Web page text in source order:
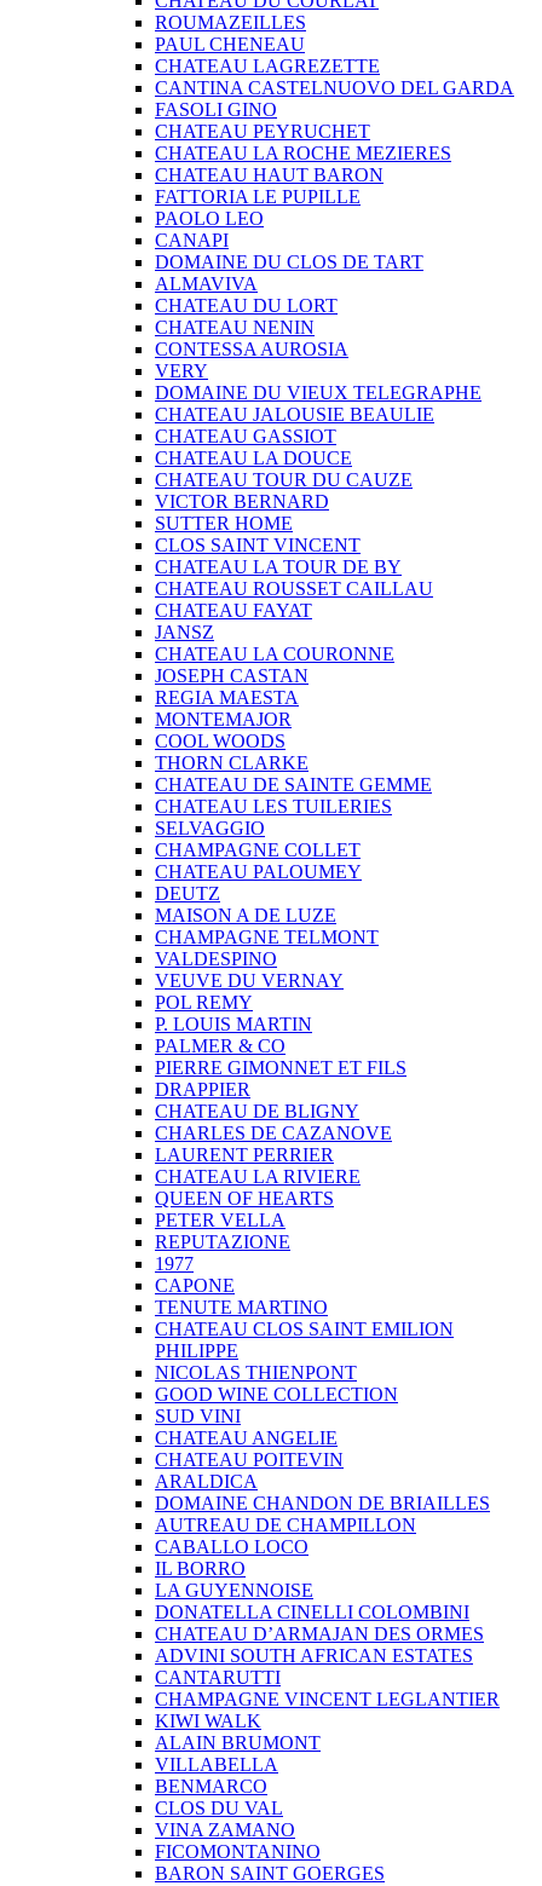
ROUMAZEILLES
PAUL CHENEAU
CHATEAU LAGREZETTE
CANTINA CASTELNUOVO DEL GARDA
FASOLI GINO
CHATEAU PEYRUCHET
CHATEAU LA ROCHE MEZIERES
CHATEAU HAUT BARON
FATTORIA LE PUPILLE
PAOLO LEO
CANAPI
DOMAINE DU CLOS DE TART
ALMAVIVA
CHATEAU DU LORT
CHATEAU NENIN
CONTESSA AUROSIA
VERY
DOMAINE DU VIEUX TELEGRAPHE
CHATEAU JALOUSIE BEAULIE
CHATEAU GASSIOT
CHATEAU LA DOUCE
CHATEAU TOUR DU CAUZE
VICTOR BERNARD
SUTTER HOME
CLOS SAINT VINCENT
CHATEAU LA TOUR DE BY
CHATEAU ROUSSET CAILLAU
CHATEAU FAYAT
JANSZ
CHATEAU LA COURONNE
JOSEPH CASTAN
REGIA MAESTA
MONTEMAJOR
COOL WOODS
THORN CLARKE
CHATEAU DE SAINTE GEMME
CHATEAU LES TUILERIES
SELVAGGIO
CHAMPAGNE COLLET
CHATEAU PALOUMEY
DEUTZ
MAISON A DE LUZE
CHAMPAGNE TELMONT
VALDESPINO
VEUVE DU VERNAY
POL REMY
P. LOUIS MARTIN
PALMER & CO
PIERRE GIMONNET ET FILS
DRAPPIER
CHATEAU DE BLIGNY
CHARLES DE CAZANOVE
LAURENT PERRIER
CHATEAU LA RIVIERE
QUEEN OF HEARTS
PETER VELLA
REPUTAZIONE
1977
CAPONE
TENUTE MARTINO
CHATEAU CLOS SAINT EMILION
PHILIPPE
NICOLAS THIENPONT
GOOD WINE COLLECTION
SUD VINI
CHATEAU ANGELIE
CHATEAU POITEVIN
ARALDICA
DOMAINE CHANDON DE BRIAILLES
AUTREAU DE CHAMPILLON
CABALLO LOCO
IL BORRO
LA GUYENNOISE
DONATELLA CINELLI COLOMBINI
CHATEAU D’ARMAJAN DES ORMES
ADVINI SOUTH AFRICAN ESTATES
CANTARUTTI
CHAMPAGNE VINCENT LEGLANTIER
KIWI WALK
ALAIN BRUMONT
VILLABELLA
BENMARCO
CLOS DU VAL
VINA ZAMANO
FICOMONTANINO
BARON SAINT GOERGES